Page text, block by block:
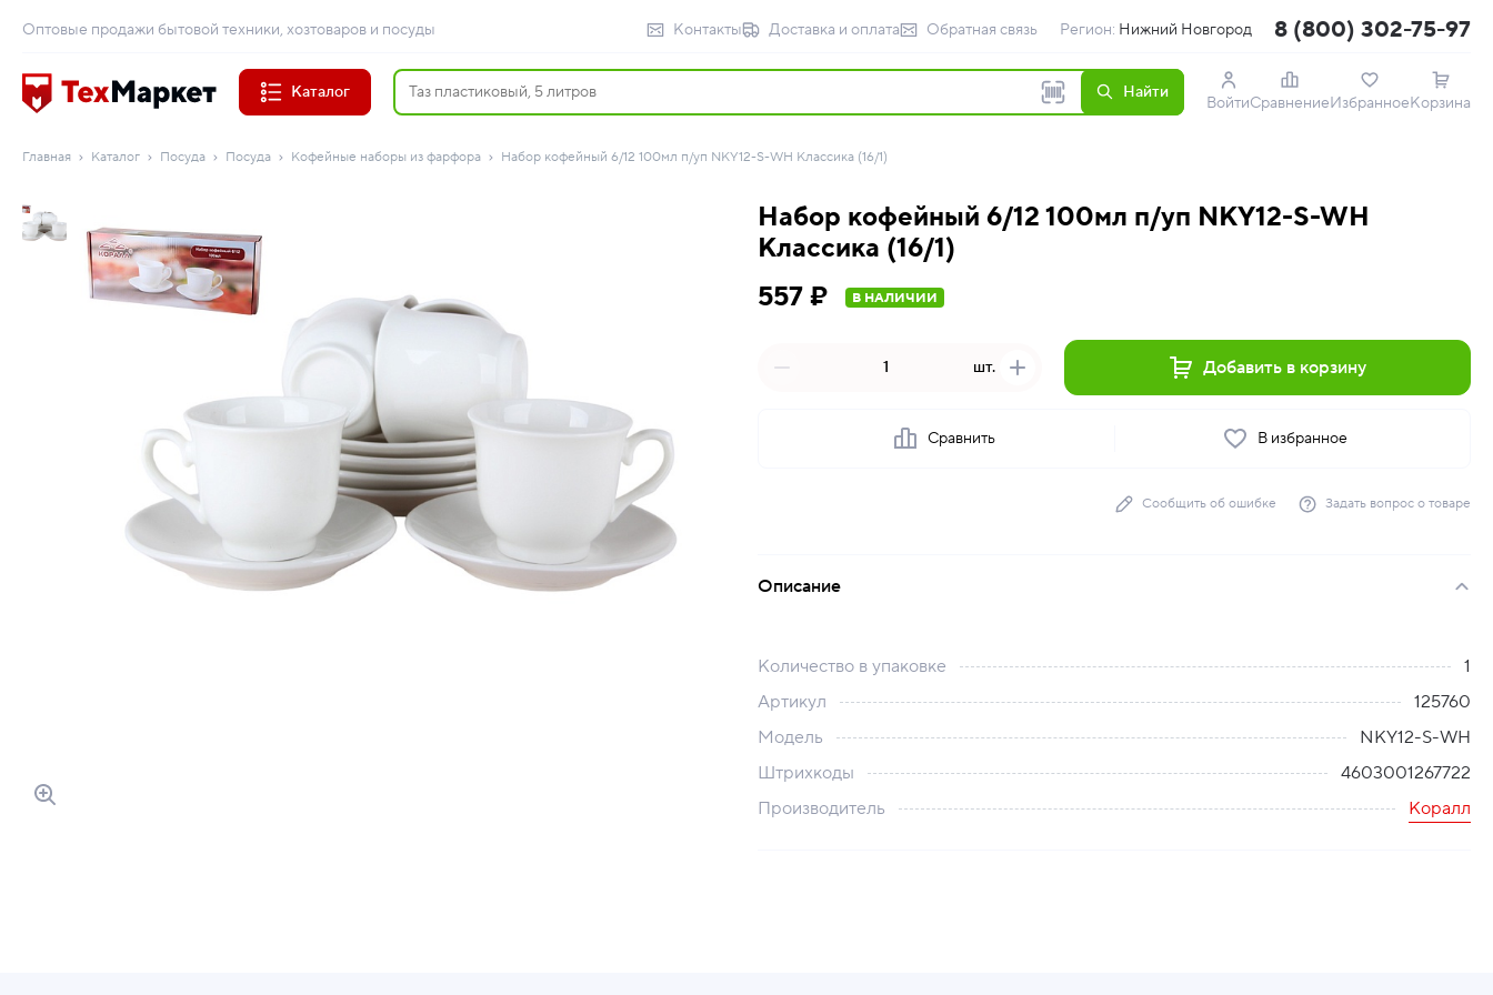
Оптовые продажи бытовой техники, хозтоваров и посуды Контакты Доставка и оплата Обратная связь Регион: Нижний Новгород 8 (800) 302-75-97
Каталог Найти
ВойтиСравнениеИзбранноеКорзина
Главная Каталог Посуда Посуда Кофейные наборы из фарфора Набор кофейный 6/12 100мл п/уп NKY12-S-WH Классика (16/1)
Набор кофейный 6/12 100мл п/уп NKY12-S-WH
Классика (16/1)
557 ₽
В НАЛИЧИИ
шт. Добавить в корзину
Сравнить В избранное
Сообщить об ошибке Задать вопрос о товаре
Описание
Количество в упаковке
1
Артикул
125760
Модель
NKY12-S-WH
Штрихкоды
4603001267722
Производитель
Коралл